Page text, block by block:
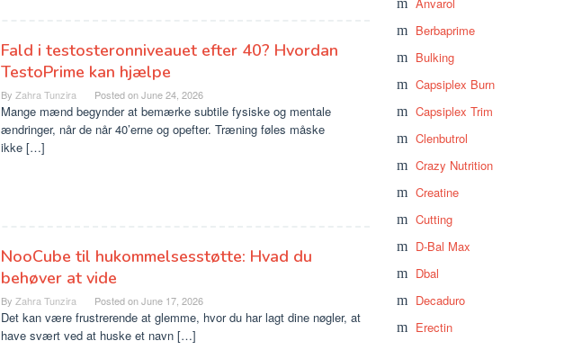
Fald i testosteronniveauet efter 40? Hvordan
TestoPrime kan hjælpe
By Zahra Tunzira Posted onJune 24, 2026
Mange mænd begynder at bemærke subtile fysiske og mentale
ændringer, når de når 40’erne og opefter. Træning føles måske
ikke […]
NooCube til hukommelsesstøtte: Hvad du
behøver at vide
By Zahra Tunzira Posted onJune 17, 2026
Det kan være frustrerende at glemme, hvor du har lagt dine nøgler, at
have svært ved at huske et navn […]
Berbaprime
Bulking
Capsiplex Burn
Capsiplex Trim
Clenbutrol
Crazy Nutrition
Creatine
Cutting
D-Bal Max
Dbal
Decaduro
Erectin